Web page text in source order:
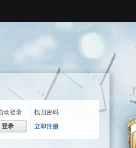
动登录
找回密码
登录 立即注册